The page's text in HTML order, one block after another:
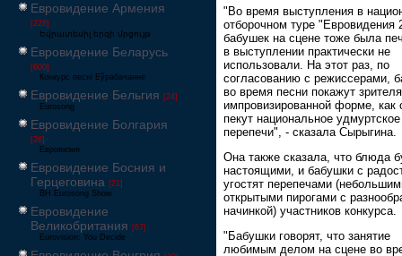
Евровидение Армения
[228]
Եվրատեսիլ երգի մրցույթ
Евровидение Беларусь
[600]
Конкурс песні Еўрабачанне
Евровидение Бельгия [24]
Eurosong
Евровидение Болгария
[26]
Евровизия
Евровидение Босния и
Герцеговина [21]
BH Eurosong Show
Евровидение
Великобритания [67]
Eurovision: You Decide
"Во время выступления в
отборочном туре "Евровидения
бабушек на сцене тоже была
в выступлении практически не
использовали. На этот раз, по
согласованию с режиссерами,
во время песни покажут
импровизированной форме, как
пекут национальное
перепечи", - сказала Сырыгина.
Она также сказала, что блюда
настоящими, и бабушки с
угостят перепечами
открытыми пирогами с
начинкой) участников конкурса.
"Бабушки говорят, что занятие
любимым делом на сцене во